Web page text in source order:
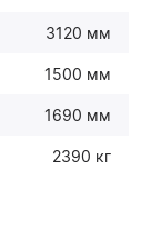
3120 мм
1500 мм
1690 мм
2390 кг